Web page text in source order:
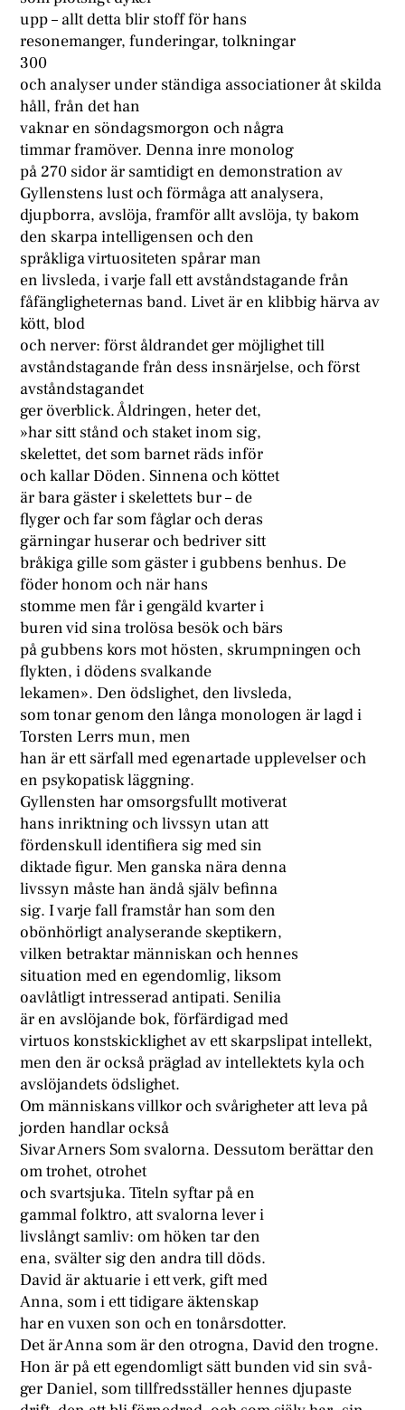
upp – allt detta blir stoff för hans
resonemanger, funderingar, tolkningar
300
och analyser under ständiga associationer åt skilda
håll, från det han
vaknar en söndagsmorgon och några
timmar framöver. Denna inre monolog
på 270 sidor är samtidigt en demonstration av
Gyllenstens lust och förmåga att analysera,
djupborra, avslöja, framför allt avslöja, ty bakom
den skarpa intelligensen och den
språkliga virtuositeten spårar man
en livsleda, i varje fall ett avståndstagande från
fåfängligheternas band. Livet är en klibbig härva av
kött, blod
och nerver: först åldrandet ger möjlighet till
avståndstagande från dess insnärjelse, och först
avståndstagandet
ger överblick. Åldringen, heter det,
»har sitt stånd och staket inom sig,
skelettet, det som barnet räds inför
och kallar Döden. Sinnena och köttet
är bara gäster i skelettets bur – de
flyger och far som fåglar och deras
gärningar huserar och bedriver sitt
bråkiga gille som gäster i gubbens benhus. De
föder honom och när hans
stomme men får i gengäld kvarter i
buren vid sina trolösa besök och bärs
på gubbens kors mot hösten, skrumpningen och
flykten, i dödens svalkande
lekamen». Den ödslighet, den livsleda,
som tonar genom den långa monologen är lagd i
Torsten Lerrs mun, men
han är ett särfall med egenartade upplevelser och
en psykopatisk läggning.
Gyllensten har omsorgsfullt motiverat
hans inriktning och livssyn utan att
fördenskull identifiera sig med sin
diktade figur. Men ganska nära denna
livssyn måste han ändå själv befinna
sig. I varje fall framstår han som den
obönhörligt analyserande skeptikern,
vilken betraktar människan och hennes
situation med en egendomlig, liksom
oavlåtligt intresserad antipati. Senilia
är en avslöjande bok, förfärdigad med
virtuos konstskicklighet av ett skarpslipat intellekt,
men den är också präglad av intellektets kyla och
avslöjandets ödslighet.
Om människans villkor och svårigheter att leva på
jorden handlar också
Sivar Arners Som svalorna. Dessutom berättar den
om trohet, otrohet
och svartsjuka. Titeln syftar på en
gammal folktro, att svalorna lever i
livslångt samliv: om höken tar den
ena, svälter sig den andra till döds.
David är aktuarie i ett verk, gift med
Anna, som i ett tidigare äktenskap
har en vuxen son och en tonårsdotter.
Det är Anna som är den otrogna, David den trogne.
Hon är på ett egendomligt sätt bunden vid sin svå-
ger Daniel, som tillfredsställer hennes djupaste